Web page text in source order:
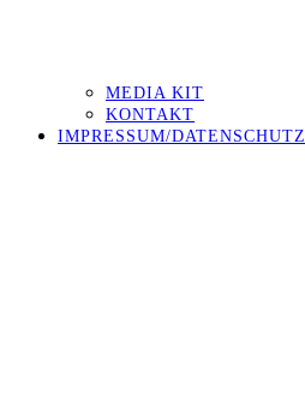
MEDIA KIT
KONTAKT
IMPRESSUM/DATENSCHUTZ